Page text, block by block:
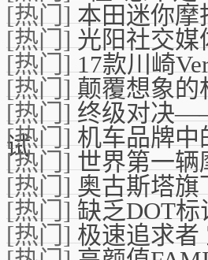
[热门]本田迷你摩
[热门]光阳社交媒
[热门]17款川崎
[热门]颠覆想象的
[热门]终级对决
试
[热门]机车品牌中
[热门]世界第一辆
[热门]奥古斯塔旗
[热门]缺乏DOT标
[热门]极速追求者